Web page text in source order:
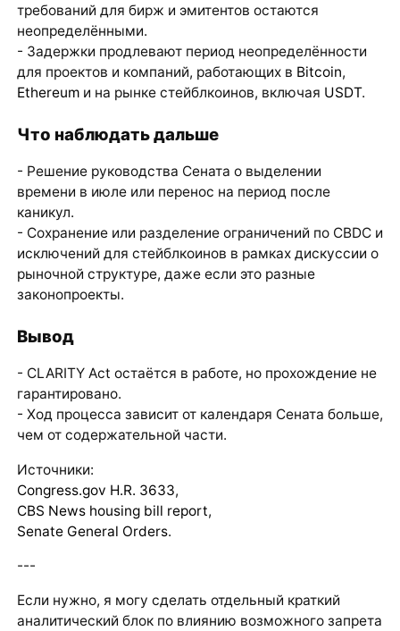
требований для бирж и эмитентов остаются
неопределёнными.
- Задержки продлевают период неопределённости
для проектов и компаний, работающих в Bitcoin,
Ethereumи на рынке стейблкоинов, включая USDT.
Что наблюдать дальше
- Решение руководства Сената о выделении
времени в июле или перенос на период после
каникул.
- Сохранение или разделение ограничений по CBDC и
исключений для стейблкоинов в рамках дискуссии о
рыночной структуре, даже если это разные
законопроекты.
Вывод
- CLARITY Act остаётся в работе, но прохождение не
гарантировано.
- Ход процесса зависит от календаря Сената больше,
чем от содержательной части.
Источники:
Congress.gov H.R. 3633,
CBS News housing bill report,
Senate General Orders.
---
Если нужно, я могу сделать отдельный краткий
аналитический блок по влиянию возможного запрета